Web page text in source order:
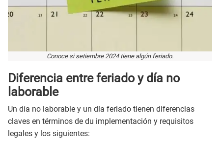
Conoce si setiembre 2024 tiene algún feriado.
Diferencia entre feriado y día no
laborable
Un día no laborable y un día feriado tienen diferencias
claves en términos de du implementación y requisitos
legales y los siguientes: